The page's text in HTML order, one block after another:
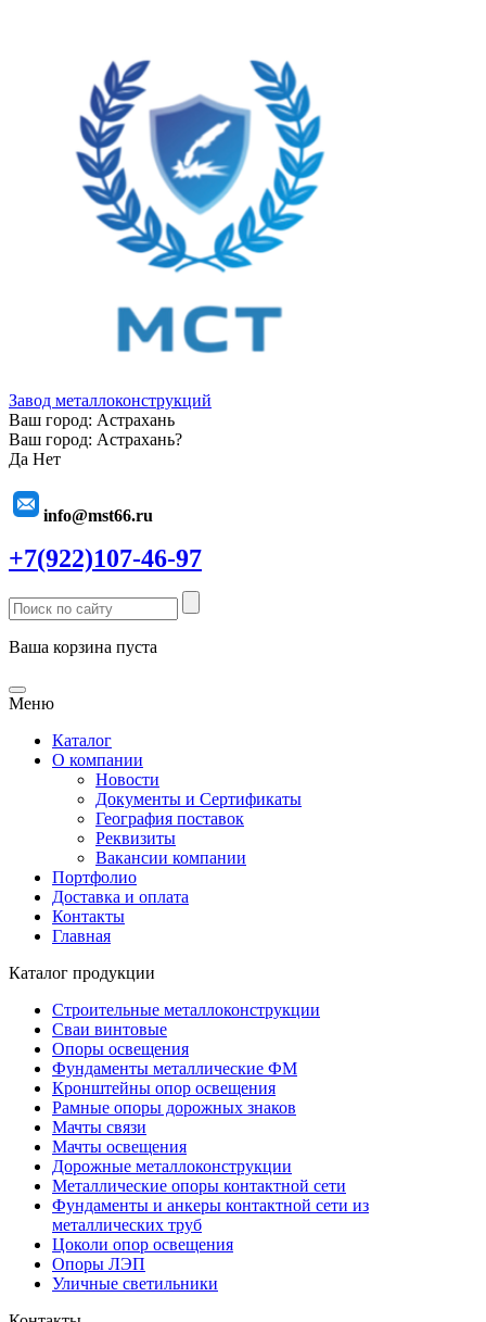
Завод металлоконструкций
Ваш город: Астрахань
Ваш город: Астрахань?
Да Нет
info@mst66.ru
+7(922)107-46-97
Ваша корзина пуста
Меню
Каталог
О компании
Новости
Документы и Сертификаты
География поставок
Реквизиты
Вакансии компании
Портфолио
Доставка и оплата
Контакты
Главная
Каталог продукции
Строительные металлоконструкции
Сваи винтовые
Опоры освещения
Фундаменты металлические ФМ
Кронштейны опор освещения
Рамные опоры дорожных знаков
Мачты связи
Мачты освещения
Дорожные металлоконструкции
Металлические опоры контактной сети
Фундаменты и анкеры контактной сети из
металлических труб
Цоколи опор освещения
Опоры ЛЭП
Уличные светильники